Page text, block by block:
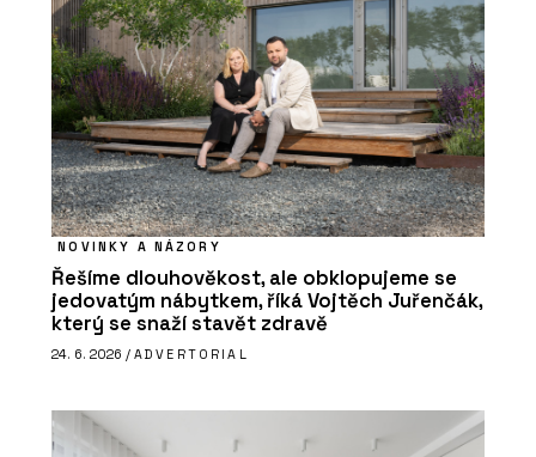
NOVINKY A NÁZORY
Řešíme dlouhověkost, ale obklopujeme se
jedovatým nábytkem, říká Vojtěch Juřenčák,
který se snaží stavět zdravě
24. 6. 2026 / ADVERTORIAL